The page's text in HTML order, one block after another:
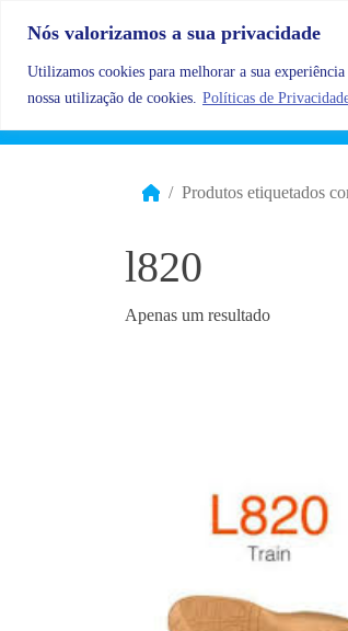
Nós valorizamos a sua privacidade
Utilizamos cookies para melhorar a sua
nossa utilização de cookies. Políticas de
Produtos etiquetados
l820
Apenas um resultado